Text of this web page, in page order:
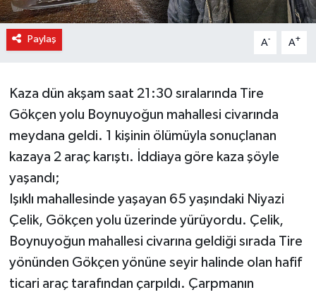
Paylaş A- A+
Kaza dün akşam saat 21:30 sıralarında Tire
Gökçen yolu Boynuyoğun mahallesi civarında
meydana geldi. 1 kişinin ölümüyla sonuçlanan
kazaya 2 araç karıştı. İddiaya göre kaza şöyle
yaşandı;
Işıklı mahallesinde yaşayan 65 yaşındaki Niyazi
Çelik, Gökçen yolu üzerinde yürüyordu. Çelik,
Boynuyoğun mahallesi civarına geldiği sırada Tire
yönünden Gökçen yönüne seyir halinde olan hafif
ticari araç tarafından çarpıldı. Çarpmanın